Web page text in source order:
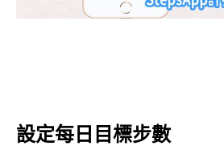
設定每日目標步數